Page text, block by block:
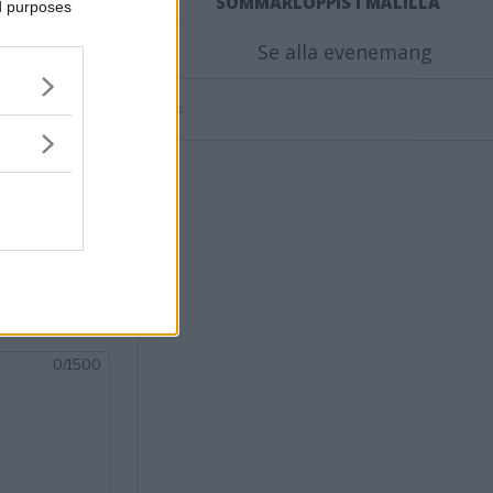
purposes
som
Se alla evenemang
Annons: